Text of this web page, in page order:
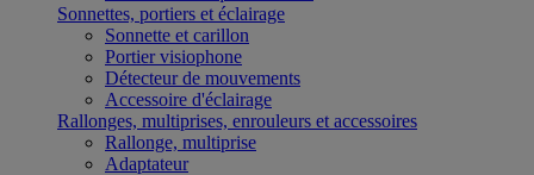
Sonnettes, portiers et éclairage
Sonnette et carillon
Portier visiophone
Détecteur de mouvements
Accessoire d'éclairage
Rallonges, multiprises, enrouleurs et accessoires
Rallonge, multiprise
Adaptateur